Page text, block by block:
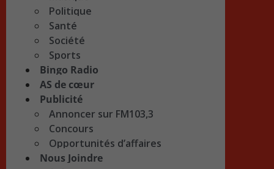
Politique
Santé
Société
Sports
Bingo Radio
AS de cœur
Publicité
Annoncer sur FM103,3
Concours
Opportunités d’affaires
Nous Joindre